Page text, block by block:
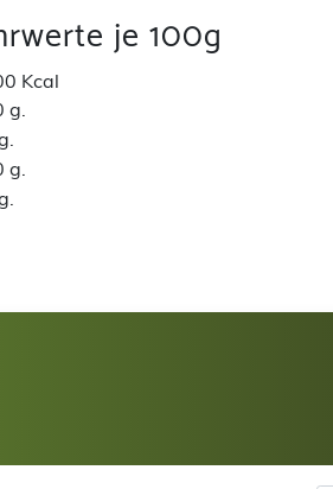
je 100g
Kcal
g.
g.